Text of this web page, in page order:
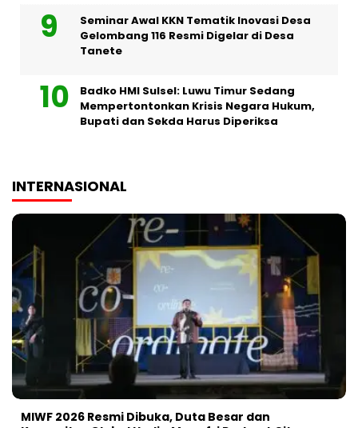
Seminar Awal KKN Tematik Inovasi Desa
Gelombang 116 Resmi Digelar di Desa
Tanete
Badko HMI Sulsel: Luwu Timur Sedang
Mempertontonkan Krisis Negara Hukum,
Bupati dan Sekda Harus Diperiksa
INTERNASIONAL
MIWF 2026 Resmi Dibuka, Duta Besar dan